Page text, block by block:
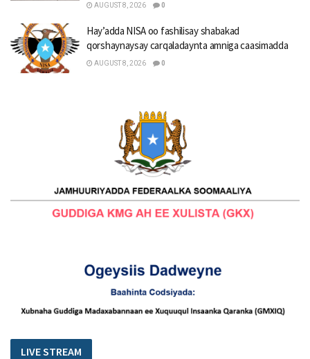
AUGUST 8, 2026 0
Hay’adda NISA oo fashilisay shabakad
qorshaynaysay carqaladaynta amniga caasimadda
AUGUST 8, 2026 0
LIVE STREAM